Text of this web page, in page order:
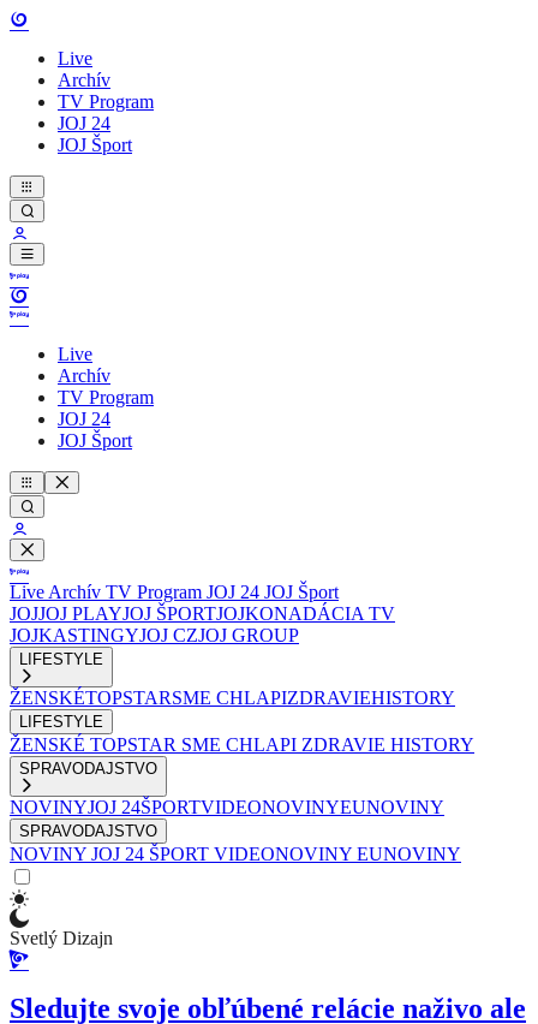
Live
Archív
TV Program
JOJ 24
JOJ Šport
Live
Archív
TV Program
JOJ 24
JOJ Šport
Live Archív TV Program JOJ 24 JOJ Šport
JOJJOJ PLAYJOJ ŠPORTJOJKONADÁCIA TV
JOJKASTINGYJOJ CZJOJ GROUP
LIFESTYLE
ŽENSKÉTOPSTARSME CHLAPIZDRAVIEHISTORY
LIFESTYLE
ŽENSKÉ TOPSTAR SME CHLAPI ZDRAVIE HISTORY
SPRAVODAJSTVO
NOVINYJOJ 24ŠPORTVIDEONOVINYEUNOVINY
SPRAVODAJSTVO
NOVINY JOJ 24 ŠPORT VIDEONOVINY EUNOVINY
Svetlý Dizajn
Sledujte svoje obľúbené relácie naživo ale